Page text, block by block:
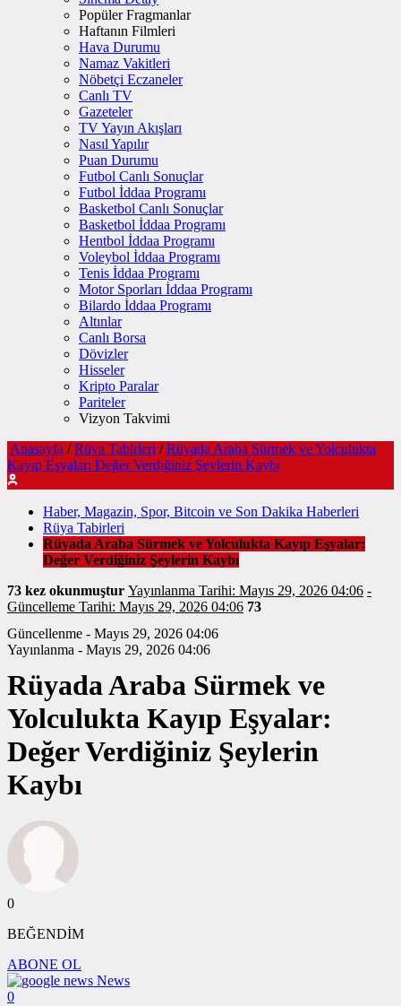
Popüler Fragmanlar
Haftanın Filmleri
Hava Durumu
Namaz Vakitleri
Nöbetçi Eczaneler
Canlı TV
Gazeteler
TV Yayın Akışları
Nasıl Yapılır
Puan Durumu
Futbol Canlı Sonuçlar
Futbol İddaa Programı
Basketbol Canlı Sonuçlar
Basketbol İddaa Programı
Hentbol İddaa Programı
Voleybol İddaa Programı
Tenis İddaa Programı
Motor Sporları İddaa Programı
Bilardo İddaa Programı
Altınlar
Canlı Borsa
Dövizler
Hisseler
Kripto Paralar
Pariteler
Vizyon Takvimi
Anasayfa / Rüya Tabirleri / Rüyada Araba Sürmek ve Yolculukta
Kayıp Eşyalar: Değer Verdiğiniz Şeylerin Kaybı
Haber, Magazin, Spor, Bitcoin ve Son Dakika Haberleri
Rüya Tabirleri
Rüyada Araba Sürmek ve Yolculukta Kayıp Eşyalar:
Değer Verdiğiniz Şeylerin Kaybı
73 kez okunmuştur Yayınlanma Tarihi: Mayıs 29, 2026 04:06 -
Güncelleme Tarihi: Mayıs 29, 2026 04:06 73
Güncellenme - Mayıs 29, 2026 04:06
Yayınlanma - Mayıs 29, 2026 04:06
Rüyada Araba Sürmek ve
Yolculukta Kayıp Eşyalar:
Değer Verdiğiniz Şeylerin
Kaybı
0
BEĞENDİM
ABONE OL
News
0